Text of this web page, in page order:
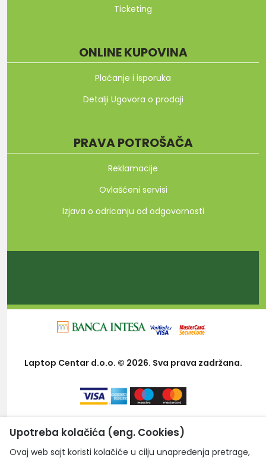
Ticketing
ONLINE KUPOVINA
Plaćanje i isporuka
Detalji Ugovora o prodaji
PRAVA POTROŠAČA
Reklamacije
Ovlašćeni servisi
Izjava o odricanju od odgovornosti
Laptop Centar d.o.o. © 2026. Sva prava zadržana.
Upotreba kolačića (eng. Cookies)
Ovaj web sajt koristi kolačiće u cilju unapređenja pretrage,